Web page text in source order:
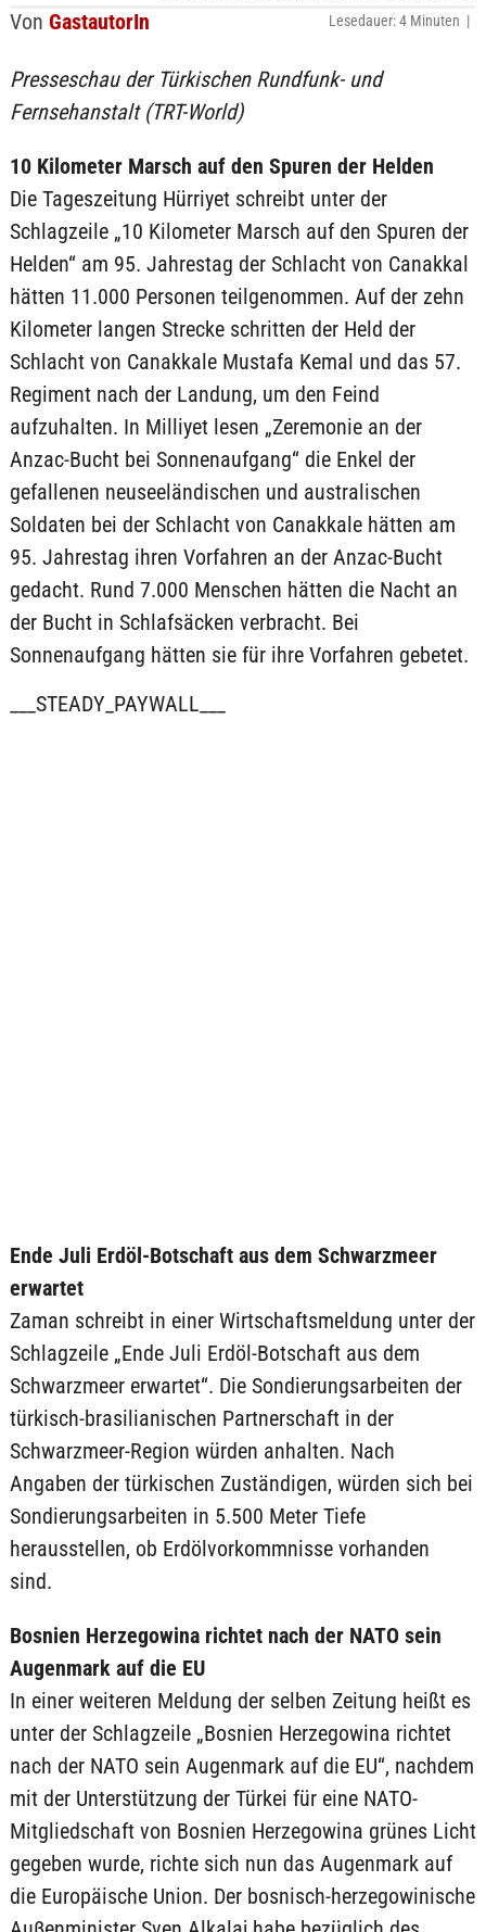
Von GastautorIn
Lesedauer: 4 Minuten |
Presseschau der Türkischen Rundfunk- und
Fernsehanstalt (TRT-World)
10 Kilometer Marsch auf den Spuren der Helden
Die Tageszeitung Hürriyet schreibt unter der
Schlagzeile „10 Kilometer Marsch auf den Spuren der
Helden“ am 95. Jahrestag der Schlacht von Canakkal
hätten 11.000 Personen teilgenommen. Auf der zehn
Kilometer langen Strecke schritten der Held der
Schlacht von Canakkale Mustafa Kemal und das 57.
Regiment nach der Landung, um den Feind
aufzuhalten. In Milliyet lesen „Zeremonie an der
Anzac-Bucht bei Sonnenaufgang“ die Enkel der
gefallenen neuseeländischen und australischen
Soldaten bei der Schlacht von Canakkale hätten am
95. Jahrestag ihren Vorfahren an der Anzac-Bucht
gedacht. Rund 7.000 Menschen hätten die Nacht an
der Bucht in Schlafsäcken verbracht. Bei
Sonnenaufgang hätten sie für ihre Vorfahren gebetet.
___STEADY_PAYWALL___
Ende Juli Erdöl-Botschaft aus dem Schwarzmeer
erwartet
Zaman schreibt in einer Wirtschaftsmeldung unter der
Schlagzeile „Ende Juli Erdöl-Botschaft aus dem
Schwarzmeer erwartet“. Die Sondierungsarbeiten der
türkisch-brasilianischen Partnerschaft in der
Schwarzmeer-Region würden anhalten. Nach
Angaben der türkischen Zuständigen, würden sich bei
Sondierungsarbeiten in 5.500 Meter Tiefe
herausstellen, ob Erdölvorkommnisse vorhanden
sind.
Bosnien Herzegowina richtet nach der NATO sein
Augenmark auf die EU
In einer weiteren Meldung der selben Zeitung heißt es
unter der Schlagzeile „Bosnien Herzegowina richtet
nach der NATO sein Augenmark auf die EU“, nachdem
mit der Unterstützung der Türkei für eine NATO-
Mitgliedschaft von Bosnien Herzegowina grünes Licht
gegeben wurde, richte sich nun das Augenmark auf
die Europäische Union. Der bosnisch-herzegowinische